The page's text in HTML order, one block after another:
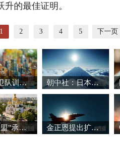
的最佳证明。
1 2 3 4 5 下一页
日本自卫队训练场爆炸事故致3死1重伤 朝中社：日本推动军国主义复活将触碰“红线”
“志愿联盟”承诺向乌克兰提供安全保障 金正恩提出扩大导弹生产能力的必要性